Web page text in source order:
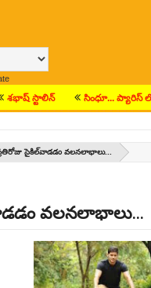
సింధూ... ప్యారిస్ లో
సైకిల్‌వాడడం వలనలాభాలు...
వలనలాభాలు...